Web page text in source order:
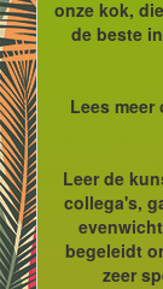
onze kok,
de beste
Lees meer
Leer de
collega's,
begeleidt
zeer